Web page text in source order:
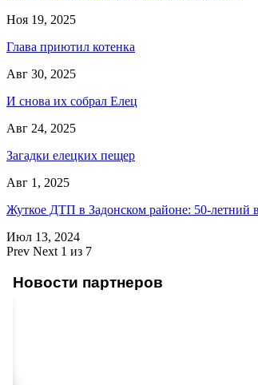
Ноя 19, 2025
Глава приютил котенка
Авг 30, 2025
И снова их собрал Елец
Авг 24, 2025
Загадки елецких пещер
Авг 1, 2025
Жуткое ДТП в Задонском районе: 50-летний
Июл 13, 2024
Prev Next 1 из 7
Новости партнеров